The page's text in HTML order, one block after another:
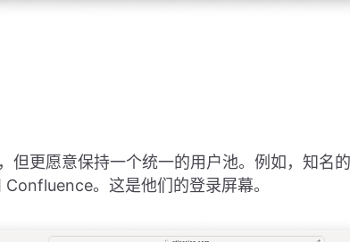
但更愿意保持一个统一的用户池。例如，知名
。这是他们的登录屏幕。